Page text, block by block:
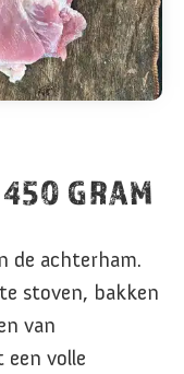
GRAM
de achterham.
stoven, bakken
van
volle